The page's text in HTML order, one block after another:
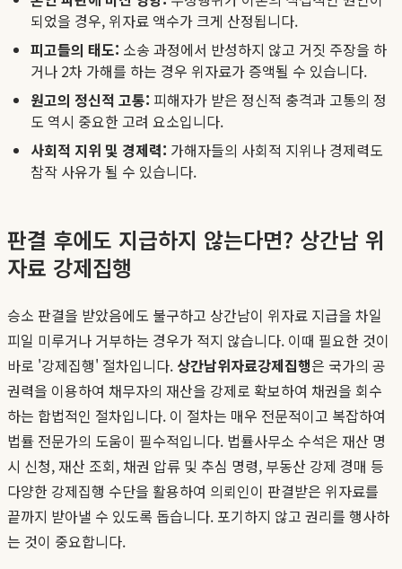
되었을 경우, 위자료 액수가 크게 산정됩니다.
피고들의 태도: 소송 과정에서 반성하지 않고 거짓 주장을 하
거나 2차 가해를 하는 경우 위자료가 증액될 수 있습니다.
원고의 정신적 고통: 피해자가 받은 정신적 충격과 고통의 정
도 역시 중요한 고려 요소입니다.
사회적 지위 및 경제력: 가해자들의 사회적 지위나 경제력도
참작 사유가 될 수 있습니다.
판결 후에도 지급하지 않는다면? 상간남 위
자료 강제집행
승소 판결을 받았음에도 불구하고 상간남이 위자료 지급을 차일
피일 미루거나 거부하는 경우가 적지 않습니다. 이때 필요한 것이
바로 '강제집행' 절차입니다. 상간남위자료강제집행은 국가의 공
권력을 이용하여 채무자의 재산을 강제로 확보하여 채권을 회수
하는 합법적인 절차입니다. 이 절차는 매우 전문적이고 복잡하여
법률 전문가의 도움이 필수적입니다. 법률사무소 수석은 재산 명
시 신청, 재산 조회, 채권 압류 및 추심 명령, 부동산 강제 경매 등
다양한 강제집행 수단을 활용하여 의뢰인이 판결받은 위자료를
끝까지 받아낼 수 있도록 돕습니다. 포기하지 않고 권리를 행사하
는 것이 중요합니다.